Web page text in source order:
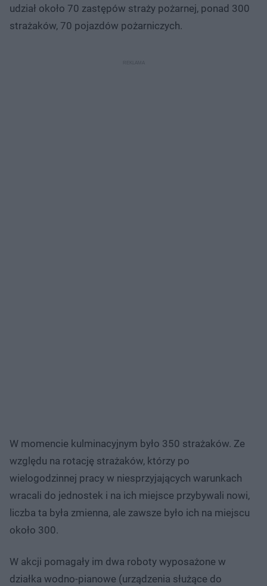
udział około 70 zastępów straży pożarnej, ponad 300
strażaków, 70 pojazdów pożarniczych.
W momencie kulminacyjnym było 350 strażaków. Ze
względu na rotację strażaków, którzy po
wielogodzinnej pracy w niesprzyjających warunkach
wracali do jednostek i na ich miejsce przybywali nowi,
liczba ta była zmienna, ale zawsze było ich na miejscu
około 300.
W akcji pomagały im dwa roboty wyposażone w
działka wodno-pianowe (urządzenia służące do